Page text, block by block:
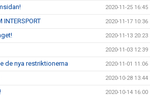
2020-11-25 16:45
INTERSPORT 2020-11-17 10:36
2020-11-13 20:23
2020-11-03 12:39
de nya restriktionerna 2020-11-01 11:06
2020-10-28 13:44
2020-10-14 16:00